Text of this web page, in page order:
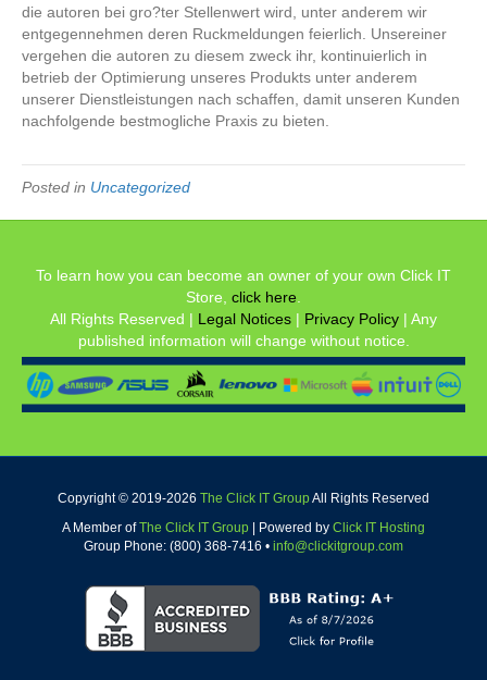
die autoren bei gro?ter Stellenwert wird, unter anderem wir
entgegennehmen deren Ruckmeldungen feierlich. Unsereiner
vergehen die autoren zu diesem zweck ihr, kontinuierlich in
betrieb der Optimierung unseres Produkts unter anderem
unserer Dienstleistungen nach schaffen, damit unseren Kunden
nachfolgende bestmogliche Praxis zu bieten.
Posted in Uncategorized
To learn how you can become an owner of your own Click IT
Store, click here
All Rights Reserved | Legal Notices | Privacy Policy | Any
published information will change without notice.
Copyright © 2019-2026 The Click IT GroupAll Rights Reserved
A Member ofThe Click IT Group | Powered by Click IT Hosting
Group Phone: (800) 368-7416 • info@clickitgroup.com